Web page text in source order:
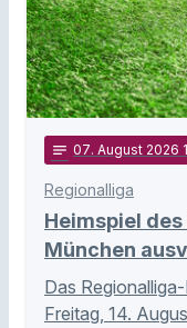
notes 07. August 2026
Regionalliga
Heimspiel
München
Das
Freitag, 14.